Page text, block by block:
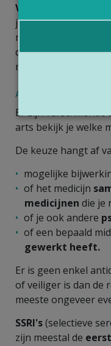
Vraag steeds raad
je een
mag het niet
die je al gebruikt.
nooit op eigen
Antidepressiva
Er zijn verschillende
arts bekijk je welke
De keuze hangt af
mogelijke
of het medicijn
medicijnen die je
of je ook andere
of een bepaald
gewerkt heeft.
Er is geen enkel
of veiliger is dan de
meeste ongeveer
SSRI's(selectieve
zijn meestal de